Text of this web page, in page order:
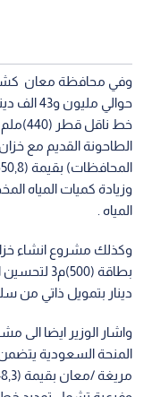
وفي محافظة معان كشف
الطاحونة القديم مع
وزيادة كميات المياه
المياه .
وكذلك مشروع انشاء
دينار بتمويل ذاتي من
واشار الوزير ايضا
المنحة السعودية